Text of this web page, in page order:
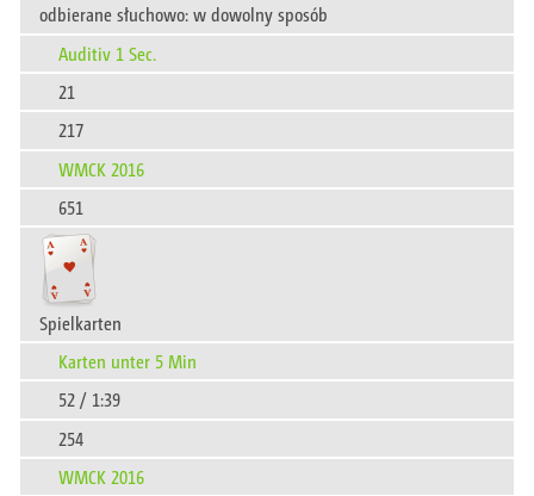
odbierane słuchowo: w dowolny sposób
Auditiv 1 Sec.
21
217
WMCK 2016
651
Spielkarten
Karten unter 5 Min
52 / 1:39
254
WMCK 2016